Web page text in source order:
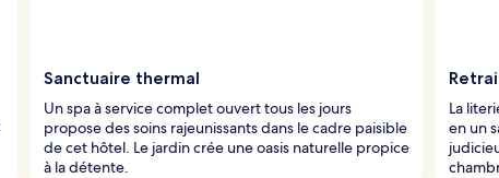
Sanctuaire thermal
Un spa à service complet ouvert tous les jours
propose des soins rajeunissants dans le cadre paisible
de cet hôtel. Le jardin crée une oasis naturelle propice
à la détente.
La
en un